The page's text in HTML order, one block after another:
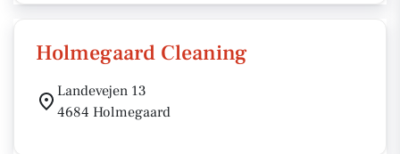
Holmegaard Cleaning
Landevejen 13
4684 Holmegaard